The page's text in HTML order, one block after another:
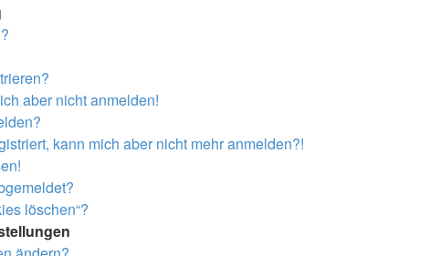
aber nicht anmelden!
kann mich aber nicht mehr anmelden?!
löschen“?